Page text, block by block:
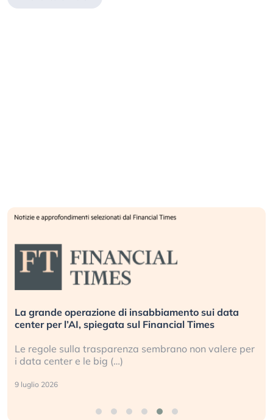
La grande operazione di insabbiamento sui data
center per l’AI, spiegata sul Financial Times
Le regole sulla trasparenza sembrano non valere per
i data center e le big (…)
9 luglio 2026